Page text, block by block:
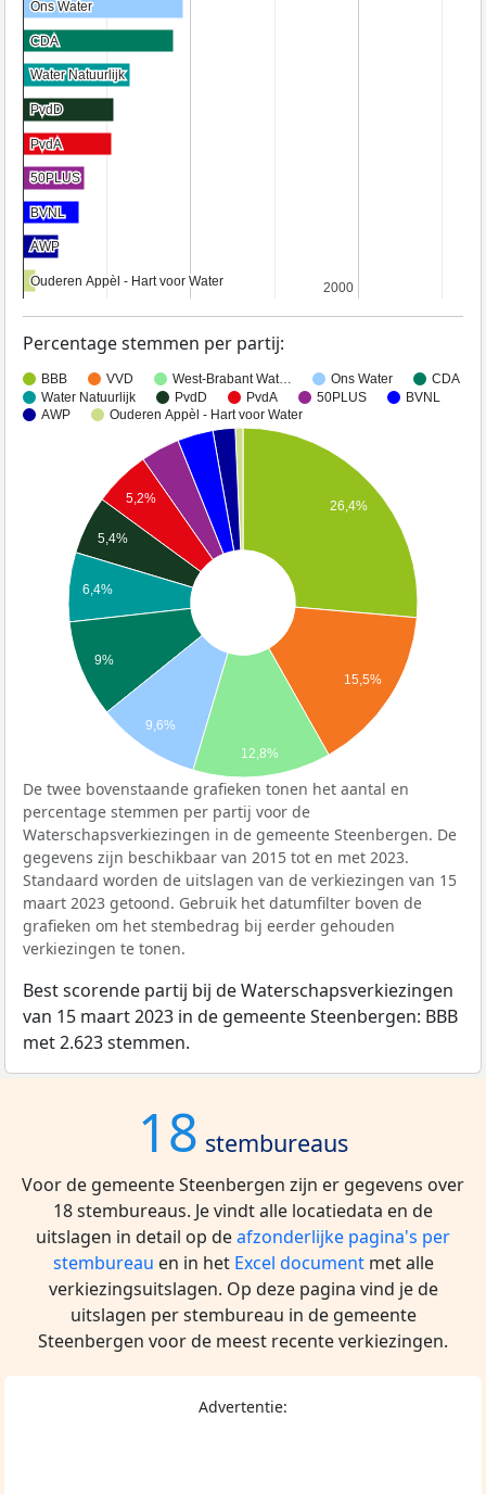
2000
2000
Ons Water
Ons Water
CDA
CDA
Water Natuurlijk
Water Natuurlijk
PvdD
PvdD
PvdA
PvdA
50PLUS
50PLUS
BVNL
BVNL
AWP
AWP
Ouderen Appèl - Hart voor Water
Ouderen Appèl - Hart voor Water
Percentage stemmen per partij:
BBB VVD West-Brabant Wat… Ons Water
CDA
Water Natuurlijk
PvdD PvdA 50PLUS
BVNL
AWP
Ouderen Appèl - Hart voor Water
26,4%
15,5%
5,2%
5,4%
6,4%
9%
9,6%
12,8%
De twee bovenstaande grafieken tonen het aantal en
percentage stemmen per partij voor de
Waterschapsverkiezingen in de gemeente Steenbergen. De
gegevens zijn beschikbaar van 2015 tot en met 2023.
Standaard worden de uitslagen van de verkiezingen van 15
maart 2023 getoond. Gebruik het datumfilter boven de
grafieken om het stembedrag bij eerder gehouden
verkiezingen te tonen.
Best scorende partij bij de Waterschapsverkiezingen
van 15 maart 2023 in de gemeente Steenbergen: BBB
met 2.623 stemmen.
18 stembureaus
Voor de gemeente Steenbergen zijn er gegevens over
18 stembureaus. Je vindt alle locatiedata en de
uitslagen in detail op deafzonderlijke pagina's per
stembureau en in het Excel documentmet alle
verkiezingsuitslagen. Op deze pagina vind je de
uitslagen per stembureau in de gemeente
Steenbergen voor de meest recente verkiezingen.
Advertentie: